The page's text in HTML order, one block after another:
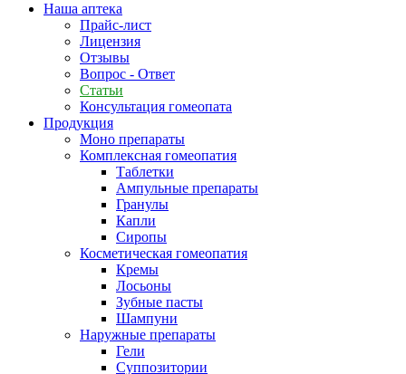
Наша аптека
Прайс-лист
Лицензия
Отзывы
Вопрос - Ответ
Статьи
Консультация гомеопата
Продукция
Моно препараты
Комплексная гомеопатия
Таблетки
Ампульные препараты
Гранулы
Капли
Сиропы
Косметическая гомеопатия
Кремы
Лосьоны
Зубные пасты
Шампуни
Наружные препараты
Гели
Суппозитории